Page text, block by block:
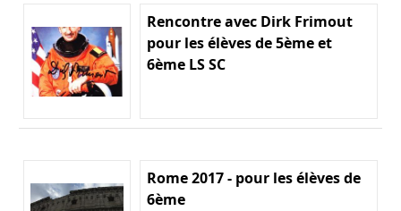
Rencontre avec Dirk Frimout
pour les élèves de 5ème et
6ème LS SC
Rome 2017 - pour les élèves de
6ème